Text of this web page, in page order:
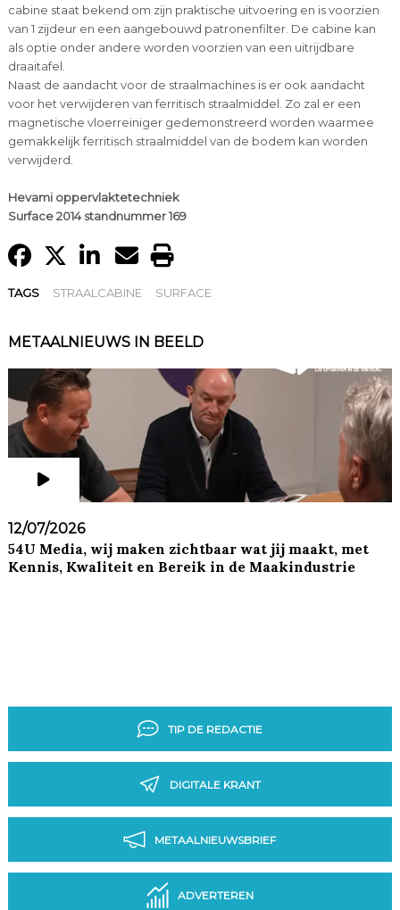
cabine staat bekend om zijn praktische uitvoering en is voorzien
van 1 zijdeur en een aangebouwd patronenfilter. De cabine kan
als optie onder andere worden voorzien van een uitrijdbare
draaitafel.
Naast de aandacht voor de straalmachines is er ook aandacht
voor het verwijderen van ferritisch straalmiddel. Zo zal er een
magnetische vloerreiniger gedemonstreerd worden waarmee
gemakkelijk ferritisch straalmiddel van de bodem kan worden
verwijderd.
Hevami oppervlaktetechniek
Surface 2014 standnummer 169
TAGS STRAALCABINE SURFACE
METAALNIEUWS IN BEELD
12/07/2026
54U Media, wij maken zichtbaar wat jij maakt, met
Kennis, Kwaliteit en Bereik in de Maakindustrie
TIP DE REDACTIE
DIGITALE KRANT
METAALNIEUWSBRIEF
ADVERTEREN